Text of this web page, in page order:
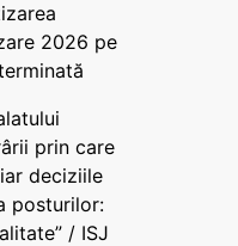
2026 pe
prin care
deciziile
posturilor:
/ ISJ